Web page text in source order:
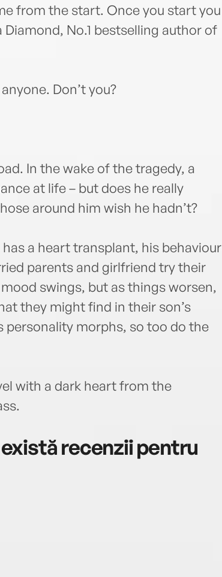
from the start. Once you start you
No.1 bestselling author of
Don’t you?
In the wake of the tragedy, a
at life – but does he really
around him wish he hadn’t?
a heart transplant, his behaviour
parents and girlfriend try their
swings, but as things worsen,
they might find in their son’s
personality morphs, so too do the
with a dark heart from the
recenzii pentru